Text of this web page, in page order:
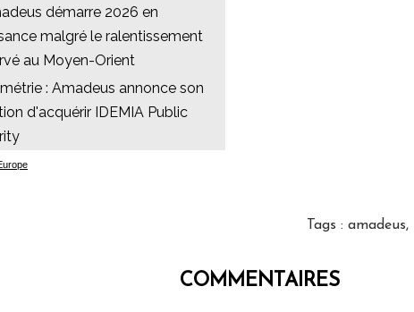
démarre 2026 en
malgré le ralentissement
au Moyen-Orient
: Amadeus annonce son
d'acquérir IDEMIA Public
Tags : amadeus,
COMMENTAIRES